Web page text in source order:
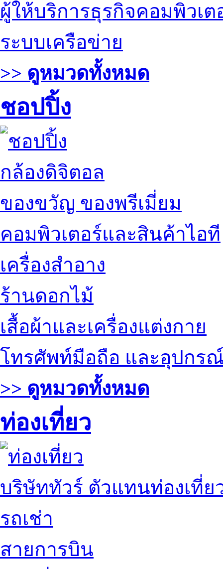
ผู้ให้บริการธุรกิจคอมพิวเต
ระบบเครือข่าย
>> ดูหมวดทั้งหมด
ชอปปิ้ง
กล้องดิจิตอล
ของขวัญ ของพรีเมี่ยม
คอมพิวเตอร์และสินค้าไอที
เครื่องสำอาง
ร้านดอกไม้
เสื้อผ้าและเครื่องแต่งกาย
โทรศัพท์มือถือ และอุปกร
>> ดูหมวดทั้งหมด
ท่องเที่ยว
บริษัททัวร์ ตัวแทนท่องเที่ย
รถเช่า
สายการบิน